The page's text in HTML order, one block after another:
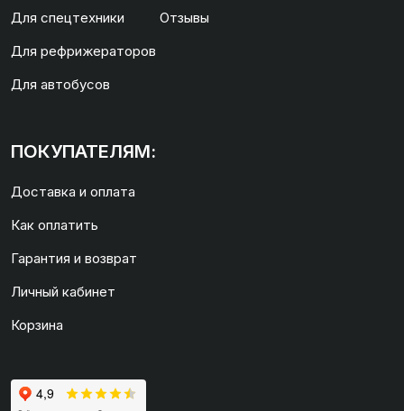
Для спецтехники
Для рефрижераторов
Для автобусов
Отзывы
ПОКУПАТЕЛЯМ:
Доставка и оплата
Как оплатить
Гарантия и возврат
Личный кабинет
Корзина